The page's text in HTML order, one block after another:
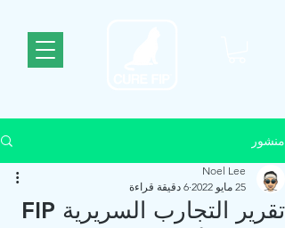
منشور
تقرير التجارب السريرية FIP
Noel Lee
25 مايو 2022
6 دقيقة قراءة